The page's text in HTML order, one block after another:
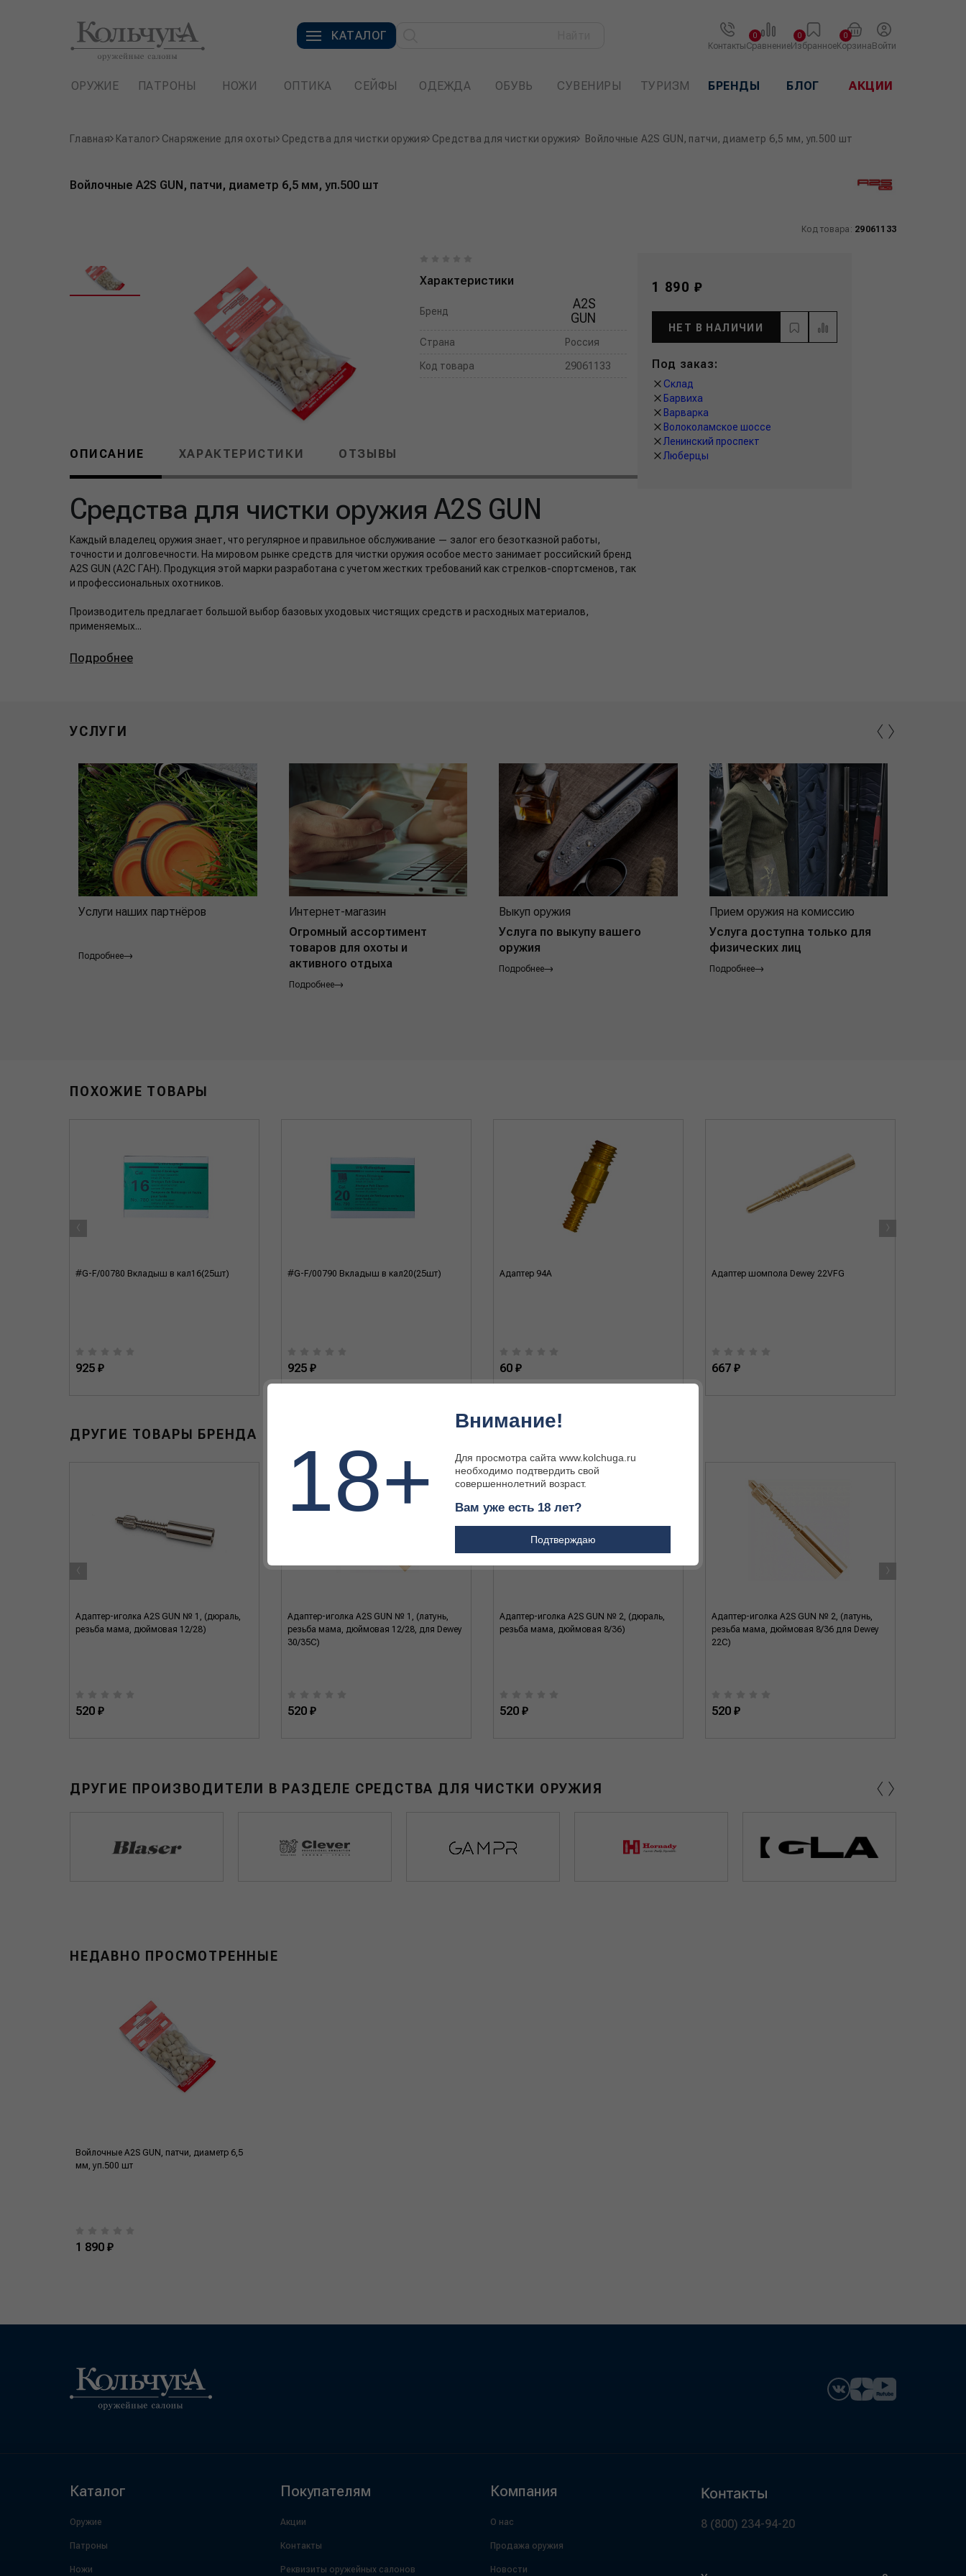
КАТАЛОГ
КонтактыСравнение
0
Избранное
0
Корзина
0
Войти
ОРУЖИЕ ПАТРОНЫ НОЖИ ОПТИКА СЕЙФЫ ОДЕЖДА ОБУВЬ СУВЕНИРЫ ТУРИЗМ БРЕНДЫ БЛОГ АКЦИИ
Главная Каталог Снаряжение для охоты Средства для чистки оружия Средства для чистки оружия Войлочные A2S GUN, патчи, диаметр 6,5 мм, уп.500 шт
Войлочные A2S GUN, патчи, диаметр 6,5 мм, уп.500 шт
Код товара: 29061133
Характеристики
Бренд
A2S
GUN
Страна Россия
Код товара 29061133
ОПИСАНИЕ ХАРАКТЕРИСТИКИ ОТЗЫВЫ
Средства для чистки оружия A2S GUN
Каждый владелец оружия знает, что регулярное и правильное обслуживание — залог его безотказной работы,
точности и долговечности. На мировом рынке средств для чистки оружия особое место занимает российский бренд
A2S GUN (А2С ГАН). Продукция этой марки разработана с учетом жестких требований как стрелков-спортсменов, так
и профессиональных охотников.
Производитель предлагает большой выбор базовых уходовых чистящих средств и расходных материалов,
применяемых...
Подробнее
1 890 ₽
НЕТ В НАЛИЧИИ
Под заказ:
Склад
Барвиха
Варварка
Волоколамское шоссе
Ленинский проспект
Люберцы
УСЛУГИ
Услуги наших партнёров
Подробнее
Интернет-магазин
Огромный ассортимент
товаров для охоты и
активного отдыха
Подробнее
Выкуп оружия
Услуга по выкупу вашего
оружия
Подробнее
Прием оружия на комиссию
Услуга доступна только для
физических лиц
Подробнее
‹›
ПОХОЖИЕ ТОВАРЫ
#G-F/00780 Вкладыш в кал16(25шт)
925 ₽
#G-F/00790 Вкладыш в кал20(25шт)
925 ₽
Адаптер 94А
60 ₽
Адаптер шомпола Dewey 22VFG
667 ₽
‹ ›
ДРУГИЕ ТОВАРЫ БРЕНДА
Адаптер-иголка A2S GUN № 1, (дюраль,
резьба мама, дюймовая 12/28)
520 ₽
Адаптер-иголка A2S GUN № 1, (латунь,
резьба мама, дюймовая 12/28, для Dewey
30/35C)
520 ₽
Адаптер-иголка A2S GUN № 2, (дюраль,
резьба мама, дюймовая 8/36)
520 ₽
Адаптер-иголка A2S GUN № 2, (латунь,
резьба мама, дюймовая 8/36 для Dewey
22C)
520 ₽
‹ ›
ДРУГИЕ ПРОИЗВОДИТЕЛИ В РАЗДЕЛЕ СРЕДСТВА ДЛЯ ЧИСТКИ ОРУЖИЯ ‹›
НЕДАВНО ПРОСМОТРЕННЫЕ
Войлочные A2S GUN, патчи, диаметр 6,5
мм, уп.500 шт
1 890 ₽
Каталог
Оружие
Патроны
Ножи
Покупателям
Акции
Контакты
Реквизиты оружейных салонов
Компания
О нас
Продажа оружия
Новости
Контакты
8 (800) 234-94-20
18+
Внимание!
Для просмотра сайта www.kolchuga.ru
необходимо подтвердить свой
совершеннолетний возраст.
Вам уже есть 18 лет?
Подтверждаю